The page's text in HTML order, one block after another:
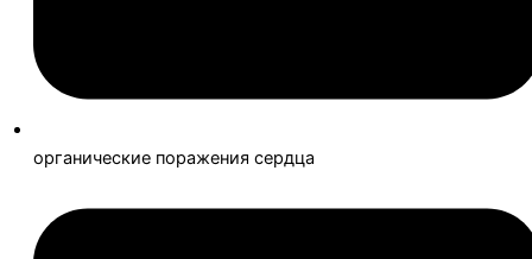
органические поражения сердца